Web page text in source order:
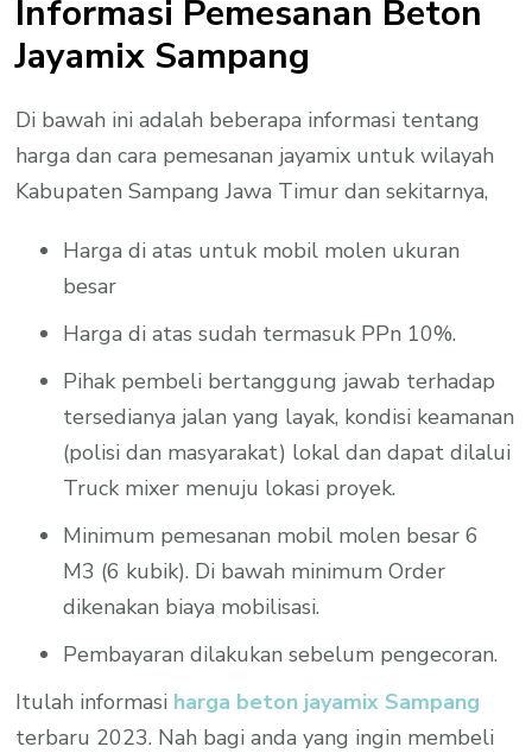
Informasi Pemesanan Beton
Jayamix Sampang
Di bawah ini adalah beberapa informasi tentang
harga dan cara pemesanan jayamix untuk wilayah
Kabupaten Sampang Jawa Timur dan sekitarnya,
Harga di atas untuk mobil molen ukuran
besar
Harga di atas sudah termasuk PPn 10%.
Pihak pembeli bertanggung jawab terhadap
tersedianya jalan yang layak, kondisi keamanan
(polisi dan masyarakat) lokal dan dapat dilalui
Truck mixer menuju lokasi proyek.
Minimum pemesanan mobil molen besar 6
M3 (6 kubik). Di bawah minimum Order
dikenakan biaya mobilisasi.
Pembayaran dilakukan sebelum pengecoran.
Itulah informasi harga beton jayamix Sampang
terbaru 2023. Nah bagi anda yang ingin membeli